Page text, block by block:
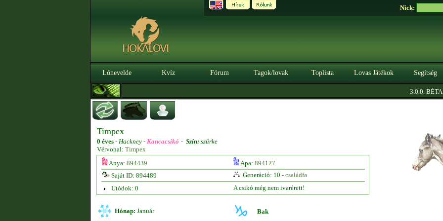
Nick:
Lónevelde Kvíz Fórum Tagok/lovak Toplista Lovas Játékok Segítség
3.0.0. BÉTA|
Timpex
0 éves - Hackney - Kancacsikó - Szín: szürke
Vérvonal: Timpex
Anya: 894439 Apa: 894127
Saját ID: 894489
Generáció: 10 - családfa
Utódok: 0
A csikó még nem ivarérett!
Hónap: Január Bak